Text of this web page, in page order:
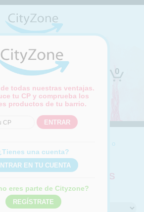
(Cambiar ubicación)
Iniciar sesión 0
todas nuestras ventajas.
tu CP y comprueba los
productos de tu barrio.
una cuenta?
eres parte de Cityzone?
Ahuyentadores o
O REPELENTES
Ahuyentadores o repelentes